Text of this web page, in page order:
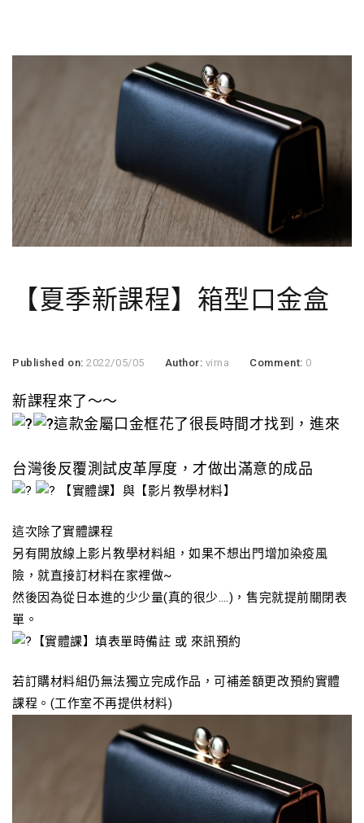
【夏季新課程】箱型口金盒
Published on:2022/05/05 Author: virna Comment: 0
新課程來了～～
這款金屬口金框花了很長時間才找到，進來
台灣後反覆測試皮革厚度，才做出滿意的成品
【實體課】與【影片教學材料】
這次除了實體課程
另有開放線上影片教學材料組，如果不想出門增加染疫風
險，就直接訂材料在家裡做~
然後因為從日本進的少少量(真的很少….)，售完就提前關閉表
單。
【實體課】填表單時備註 或 來訊預約
若訂購材料組仍無法獨立完成作品，可補差額更改預約實體
課程。(工作室不再提供材料)